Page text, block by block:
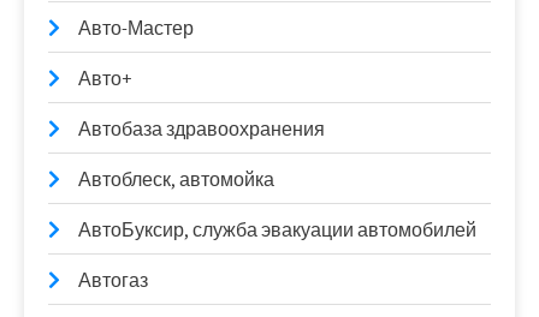
Авто-Мастер
Авто+
Автобаза здравоохранения
Автоблеск, автомойка
АвтоБуксир, служба эвакуации автомобилей
Автогаз